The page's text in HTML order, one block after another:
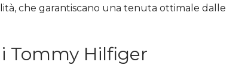
che garantiscano una tenuta ottimale dalle
Hilfiger